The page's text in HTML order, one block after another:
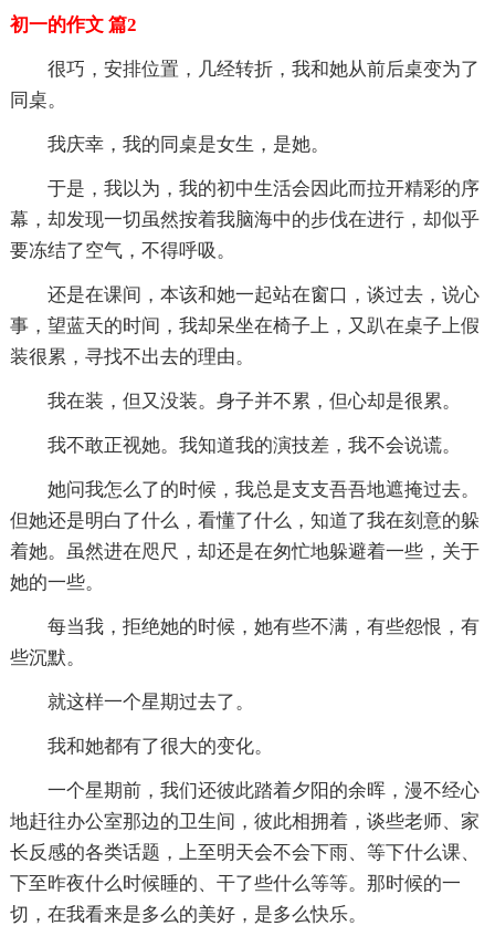
初一的作文 篇2
很巧，安排位置，几经转折，我和她从前后桌变为了
同桌。
我庆幸，我的同桌是女生，是她。
于是，我以为，我的初中生活会因此而拉开精彩的序
幕，却发现一切虽然按着我脑海中的步伐在进行，却似乎
要冻结了空气，不得呼吸。
还是在课间，本该和她一起站在窗口，谈过去，说心
事，望蓝天的时间，我却呆坐在椅子上，又趴在桌子上假
装很累，寻找不出去的理由。
我在装，但又没装。身子并不累，但心却是很累。
我不敢正视她。我知道我的演技差，我不会说谎。
她问我怎么了的时候，我总是支支吾吾地遮掩过去。
但她还是明白了什么，看懂了什么，知道了我在刻意的躲
着她。虽然进在咫尺，却还是在匆忙地躲避着一些，关于
她的一些。
每当我，拒绝她的时候，她有些不满，有些怨恨，有
些沉默。
就这样一个星期过去了。
我和她都有了很大的变化。
一个星期前，我们还彼此踏着夕阳的余晖，漫不经心
地赶往办公室那边的卫生间，彼此相拥着，谈些老师、家
长反感的各类话题，上至明天会不会下雨、等下什么课、
下至昨夜什么时候睡的、干了些什么等等。那时候的一
切，在我看来是多么的美好，是多么快乐。